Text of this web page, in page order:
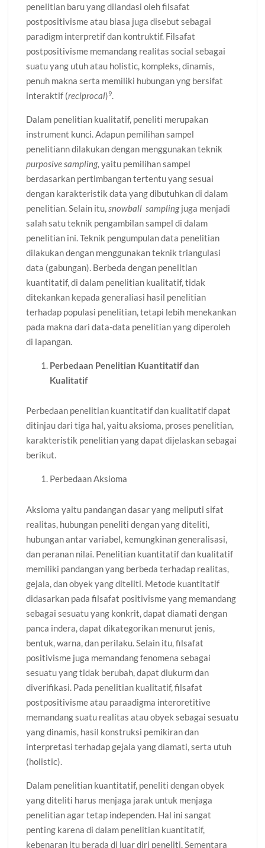
penelitian baru yang dilandasi oleh filsafat
postpositivisme atau biasa juga disebut sebagai
paradigm interpretif dan kontruktif. Filsafat
postpositivisme memandang realitas social sebagai
suatu yang utuh atau holistic, kompleks, dinamis,
penuh makna serta memiliki hubungan yng bersifat
interaktif (reciprocal)9.
Dalam penelitian kualitatif, peneliti merupakan
instrument kunci. Adapun pemilihan sampel
penelitiann dilakukan dengan menggunakan teknik
purposive sampling,yaitu pemilihan sampel
berdasarkan pertimbangan tertentu yang sesuai
dengan karakteristik data yang dibutuhkan di dalam
penelitian. Selain itu,snowball samplingjuga menjadi
salah satu teknik pengambilan sampel di dalam
penelitian ini. Teknik pengumpulan data penelitian
dilakukan dengan menggunakan teknik triangulasi
data (gabungan). Berbeda dengan penelitian
kuantitatif, di dalam penelitian kualitatif, tidak
ditekankan kepada generaliasi hasil penelitian
terhadap populasi penelitian, tetapi lebih menekankan
pada makna dari data-data penelitian yang diperoleh
di lapangan.
Perbedaan Penelitian Kuantitatif dan
Kualitatif
Perbedaan penelitian kuantitatif dan kualitatif dapat
ditinjau dari tiga hal, yaitu aksioma, proses penelitian,
karakteristik penelitian yang dapat dijelaskan sebagai
berikut.
Perbedaan Aksioma
Aksioma yaitu pandangan dasar yang meliputi sifat
realitas, hubungan peneliti dengan yang diteliti,
hubungan antar variabel, kemungkinan generalisasi,
dan peranan nilai. Penelitian kuantitatif dan kualitatif
memiliki pandangan yang berbeda terhadap realitas,
gejala, dan obyek yang diteliti. Metode kuantitatif
didasarkan pada filsafat positivisme yang memandang
sebagai sesuatu yang konkrit, dapat diamati dengan
panca indera, dapat dikategorikan menurut jenis,
bentuk, warna, dan perilaku. Selain itu, filsafat
positivisme juga memandang fenomena sebagai
sesuatu yang tidak berubah, dapat diukurm dan
diverifikasi. Pada penelitian kualitatif, filsafat
postpositivisme atau paraadigma interoretitive
memandang suatu realitas atau obyek sebagai sesuatu
yang dinamis, hasil konstruksi pemikiran dan
interpretasi terhadap gejala yang diamati, serta utuh
(holistic).
Dalam penelitian kuantitatif, peneliti dengan obyek
yang diteliti harus menjaga jarak untuk menjaga
penelitian agar tetap independen. Hal ini sangat
penting karena di dalam penelitian kuantitatif,
kebenaran itu berada di luar diri peneliti. Sementara